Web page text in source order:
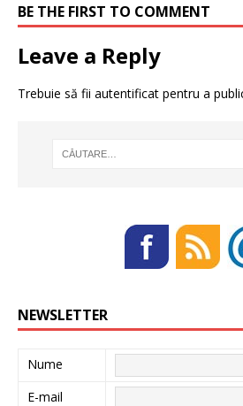
b
o
k
r a
z
ă
BE THE FIRST TO COMMENT
Leave a Reply
Trebuie să fii autentificat pentru a
NEWSLETTER
Nume
E-mail